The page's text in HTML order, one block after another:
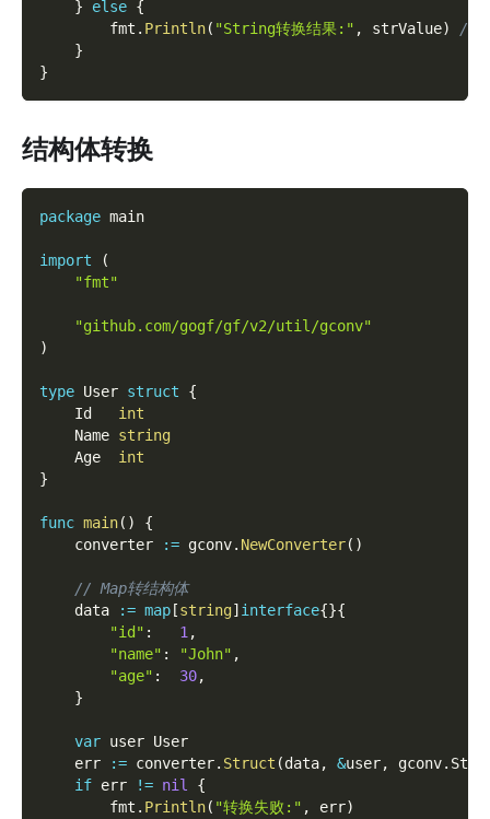
} else {
		fmt
. Println( "String转换结果:" , strValue)
//
}
}
结构体转换
package main
import
(
"fmt"
"github.com/gogf/gf/v2/util/gconv"
)
type User struct
{
	Id
int
	Name
string
	Age
int
}
func main( )
{
	converter
:= gconv. NewConverter( )
// Map转结构体
	data
:= map [string] interface{}{
"id" : 1 ,
"name" : "John" ,
"age" : 30,
}
var user User
	err
:= converter. Struct (data, &user, gconv.
if err != nil
{
		fmt
. Println( "转换失败:" , err)